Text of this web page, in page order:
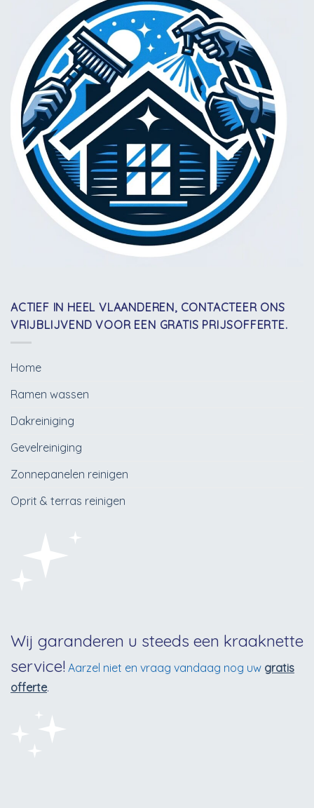
ACTIEF IN HEEL VLAANDEREN, CONTACTEER ONS
VRIJBLIJVEND VOOR EEN GRATIS PRIJSOFFERTE.
Home
Ramen wassen
Dakreiniging
Gevelreiniging
Zonnepanelen reinigen
Oprit & terras reinigen
Wij garanderen u steeds een kraaknette
service! Aarzel niet en vraag vandaag nog uw gratis
offerte.